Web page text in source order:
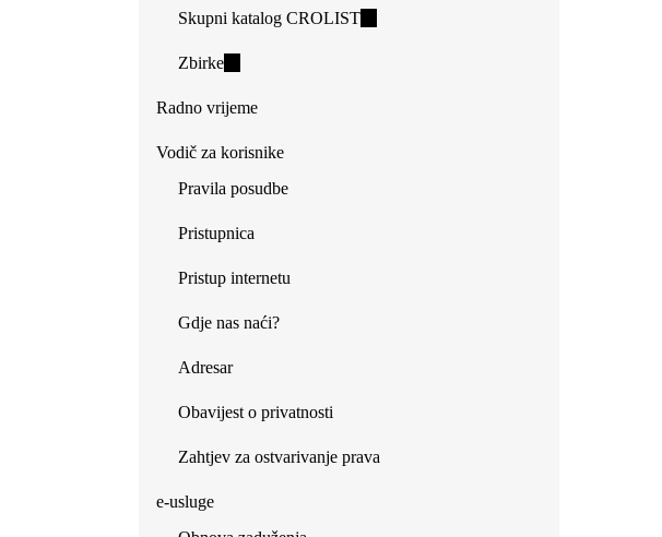
Skupni katalog CROLIST(link
Zbirke(link
external)
Radno vrijeme
Vodič za korisnike
Pravila posudbe
Pristupnica
Pristup internetu
Gdje nas naći?
Adresar
Obavijest o privatnosti
Zahtjev za ostvarivanje prava
e-usluge